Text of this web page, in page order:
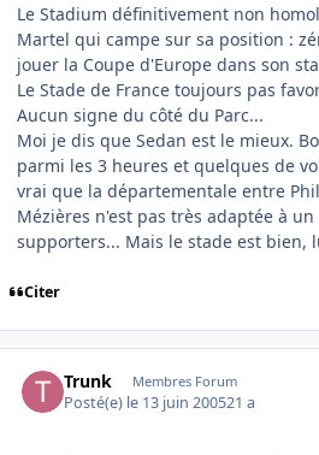
Le Stadium définitivement non
Martel qui campe sur sa position :
jouer la Coupe d'Europe dans son
Le Stade de France toujours pas
Aucun signe du côté du Parc...
Moi je dis que Sedan est le mieux.
parmi les 3 heures et quelques de
vrai que la départementale entre
Mézières n'est pas très adaptée à
supporters... Mais le stade est bien,
Citer
Trunk Membres Forum
Posté(e) le 13 juin 200521 a